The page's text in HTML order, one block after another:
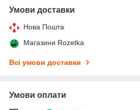
Умови доставки
Нова Пошта
Магазини Rozetka
Всі умови доставки
Умови оплати